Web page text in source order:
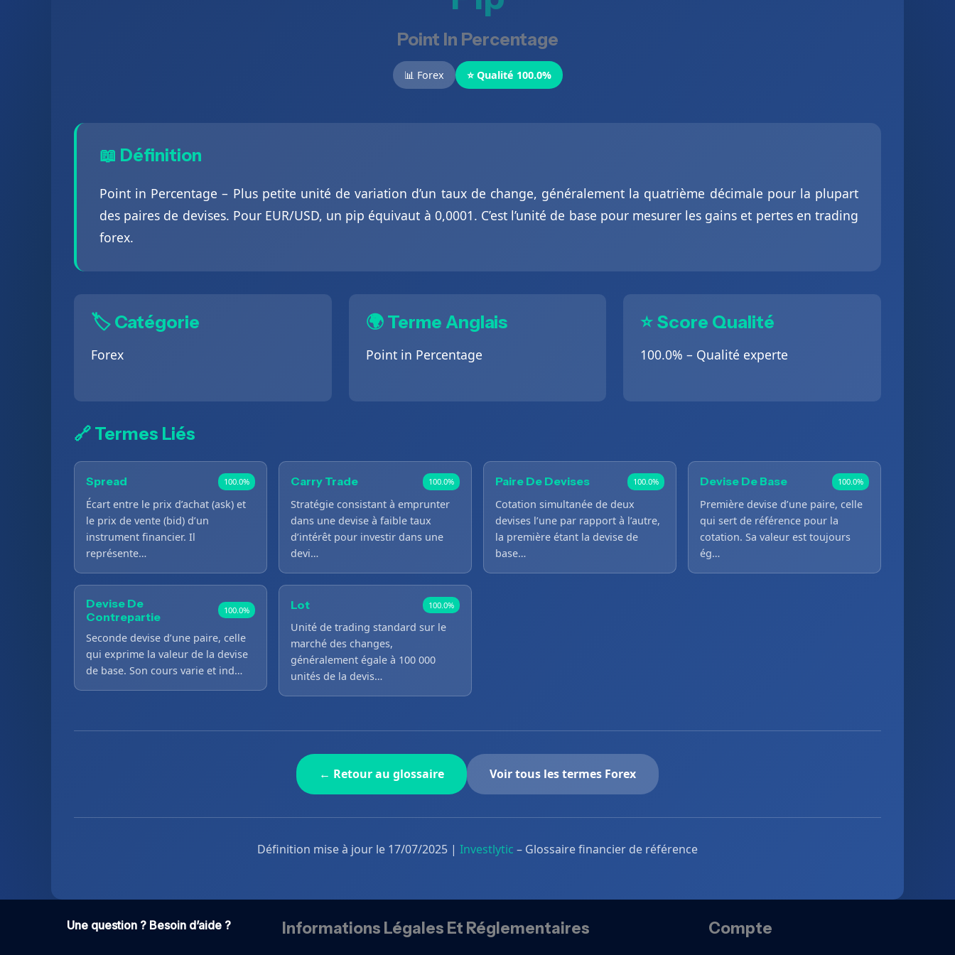
Point In Percentage
📊 Forex ⭐ Qualité 100.0%
📖 Définition
Point in Percentage – Plus petite unité de variation d’un taux de change, généralement la quatrième décimale pour la plupart
des paires de devises. Pour EUR/USD, un pip équivaut à 0,0001. C’est l’unité de base pour mesurer les gains et pertes en trading
forex.
🏷️ Catégorie
Forex
🌍 Terme Anglais
Point in Percentage
⭐ Score Qualité
100.0% – Qualité experte
🔗 Termes Liés
Spread 100.0%
Écart entre le prix d’achat (ask) et
le prix de vente (bid) d’un
instrument financier. Il
représente…
Carry Trade 100.0%
Stratégie consistant à emprunter
dans une devise à faible taux
d’intérêt pour investir dans une
devi…
Paire De Devises 100.0%
Cotation simultanée de deux
devises l’une par rapport à l’autre,
la première étant la devise de
base…
Devise De Base 100.0%
Première devise d’une paire, celle
qui sert de référence pour la
cotation. Sa valeur est toujours
ég…
Devise De
Contrepartie
100.0%
Seconde devise d’une paire, celle
qui exprime la valeur de la devise
de base. Son cours varie et ind…
Lot 100.0%
Unité de trading standard sur le
marché des changes,
généralement égale à 100 000
unités de la devis…
← Retour au glossaire Voir tous les termes Forex
Définition mise à jour le 17/07/2025 | Investlytic – Glossaire financier de référence
Une question ? Besoin d’aide ? Informations Légales Et Réglementaires Compte